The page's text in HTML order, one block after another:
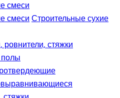
Строительные сухие
стяжки